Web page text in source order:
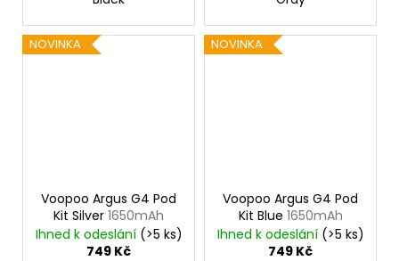
NOVINKA
Voopoo Argus G4 Pod
Kit Silver 1650mAh
Ihned k odeslání (>5 ks)
749 Kč
NOVINKA
Voopoo Argus G4 Pod
Kit Blue 1650mAh
Ihned k odeslání (>5 ks)
749 Kč